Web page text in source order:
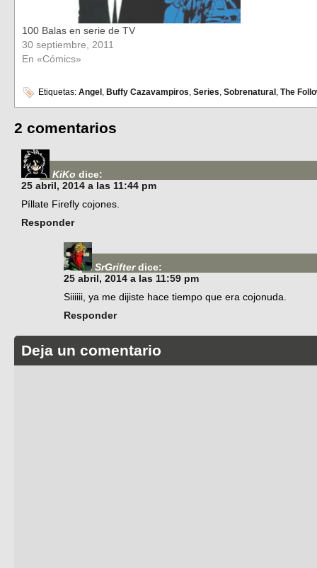
100 Balas en serie de TV
30 septiembre, 2011
En «Cómics»
Etiquetas: Angel , Buffy Cazavampiros, Series, Sobrenatural , The
2 comentarios
KiKo dice:
25 abril, 2014 a las 11:44 pm
Píllate Firefly cojones.
Responder
SrGrifter dice:
25 abril, 2014 a las 11:59 pm
Siiiiii, ya me dijiste hace tiempo que era cojonuda.
Responder
Deja un comentario